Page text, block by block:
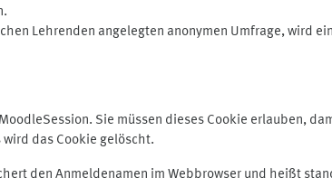
Lehrenden angelegten anonymen Umfrage, wird
Sie müssen dieses Cookie erlauben,
das Cookie gelöscht.
den Anmeldenamen im Webbrowser und heißt